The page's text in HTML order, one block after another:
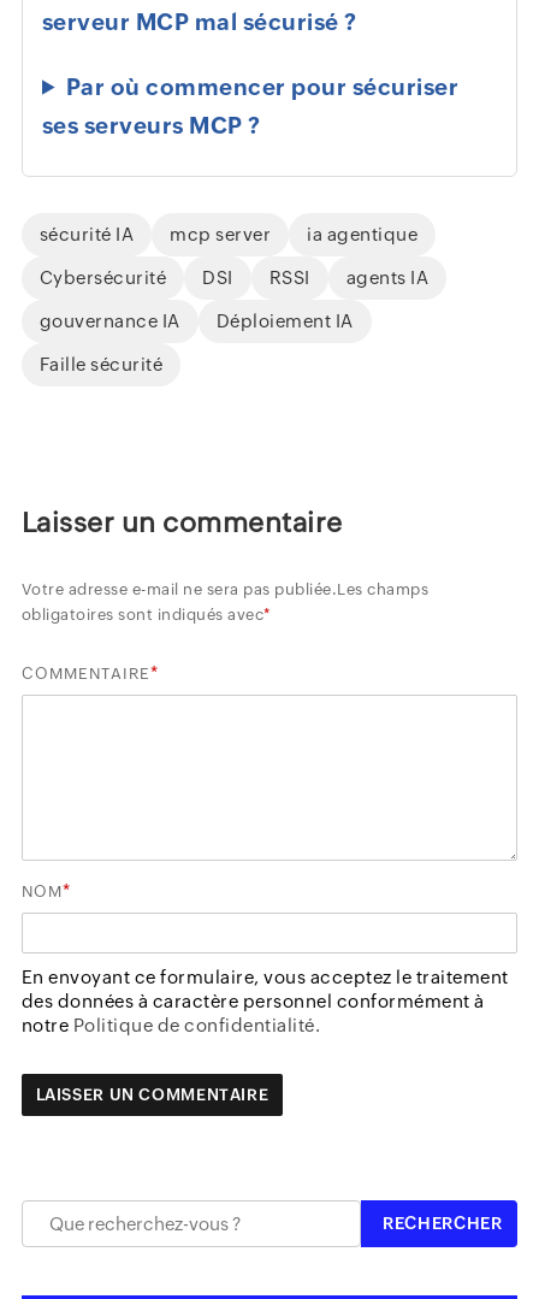
serveur MCP mal sécurisé ?
Par où commencer pour sécuriser
ses serveurs MCP ?
sécurité IA mcp server ia agentique
Cybersécurité DSI RSSI agents IA
gouvernance IA Déploiement IA
Faille sécurité
Laisser un commentaire
Votre adresse e-mail ne sera pas publiée.Les champs
obligatoires sont indiqués avec*
COMMENTAIRE*
NOM*
En envoyant ce formulaire, vous acceptez le traitement
des données à caractère personnel conformément à
notre Politique de confidentialité.